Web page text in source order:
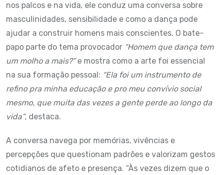
nos palcos e na vida, ele conduz uma conversa sobre
masculinidades, sensibilidade e como a dança pode
ajudar a construir homens mais conscientes. O bate-
papo parte do tema provocador “Homem que dança tem
um molho a mais?”e mostra como a arte foi essencial
na sua formação pessoal: “Ela foi um instrumento de
refino pra minha educação e pro meu convívio social
mesmo, que muita das vezes a gente perde ao longo da
vida”, destaca.
A conversa navega por memórias, vivências e
percepções que questionam padrões e valorizam gestos
cotidianos de afeto e presença. “Às vezes dizem que o